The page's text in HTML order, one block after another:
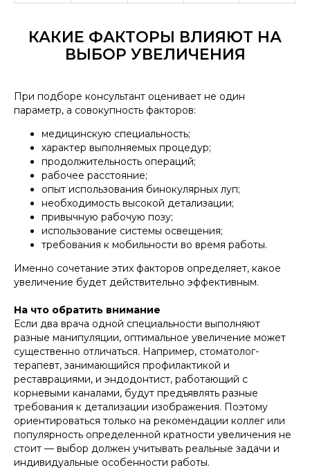
КАКИЕ ФАКТОРЫ ВЛИЯЮТ НА
ВЫБОР УВЕЛИЧЕНИЯ
При подборе консультант оценивает не один
параметр, а совокупность факторов:
медицинскую специальность;
характер выполняемых процедур;
продолжительность операций;
рабочее расстояние;
опыт использования бинокулярных луп;
необходимость высокой детализации;
привычную рабочую позу;
использование системы освещения;
требования к мобильности во время работы.
Именно сочетание этих факторов определяет, какое
увеличение будет действительно эффективным.
На что обратить внимание
Если два врача одной специальности выполняют
разные манипуляции, оптимальное увеличение может
существенно отличаться. Например, стоматолог-
терапевт, занимающийся профилактикой и
реставрациями, и эндодонтист, работающий с
корневыми каналами, будут предъявлять разные
требования к детализации изображения. Поэтому
ориентироваться только на рекомендации коллег или
популярность определенной кратности увеличения не
стоит — выбор должен учитывать реальные задачи и
индивидуальные особенности работы.